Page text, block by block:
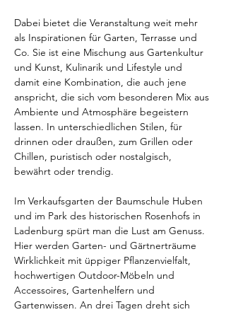
Dabei bietet die Veranstaltung weit mehr
als Inspirationen für Garten, Terrasse und
Co. Sie ist eine Mischung aus Gartenkultur
und Kunst, Kulinarik und Lifestyle und
damit eine Kombination, die auch jene
anspricht, die sich vom besonderen Mix aus
Ambiente und Atmosphäre begeistern
lassen. In unterschiedlichen Stilen, für
drinnen oder draußen, zum Grillen oder
Chillen, puristisch oder nostalgisch,
bewährt oder trendig.
Im Verkaufsgarten der Baumschule Huben
und im Park des historischen Rosenhofs in
Ladenburg spürt man die Lust am Genuss.
Hier werden Garten- und Gärtnerträume
Wirklichkeit mit üppiger Pflanzenvielfalt,
hochwertigen Outdoor-Möbeln und
Accessoires, Gartenhelfern und
Gartenwissen. An drei Tagen dreht sich